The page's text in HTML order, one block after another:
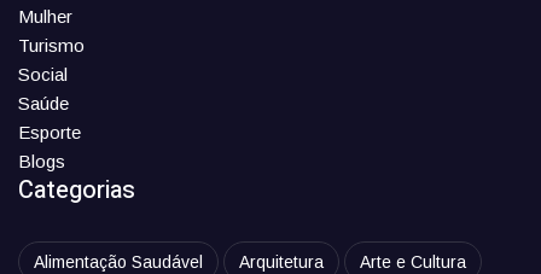
Mulher
Turismo
Social
Saúde
Esporte
Blogs
Categorias
Alimentação Saudável Arquitetura Arte e Cultura